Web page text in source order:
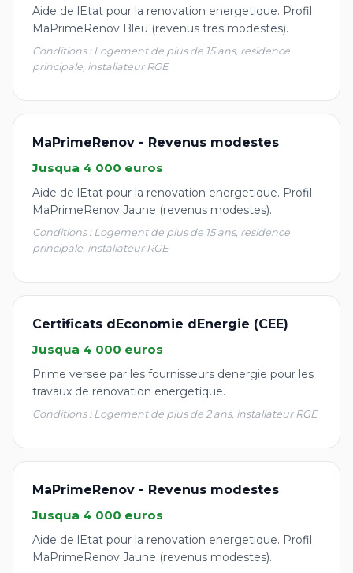
Aide de lEtat pour la renovation energetique. Profil
MaPrimeRenov Bleu (revenus tres modestes).
Conditions : Logement de plus de 15 ans, residence
principale, installateur RGE
MaPrimeRenov - Revenus modestes
Jusqua 4 000 euros
Aide de lEtat pour la renovation energetique. Profil
MaPrimeRenov Jaune (revenus modestes).
Conditions : Logement de plus de 15 ans, residence
principale, installateur RGE
Certificats dEconomie dEnergie (CEE)
Jusqua 4 000 euros
Prime versee par les fournisseurs denergie pour les
travaux de renovation energetique.
Conditions : Logement de plus de 2 ans, installateur RGE
MaPrimeRenov - Revenus modestes
Jusqua 4 000 euros
Aide de lEtat pour la renovation energetique. Profil
MaPrimeRenov Jaune (revenus modestes).